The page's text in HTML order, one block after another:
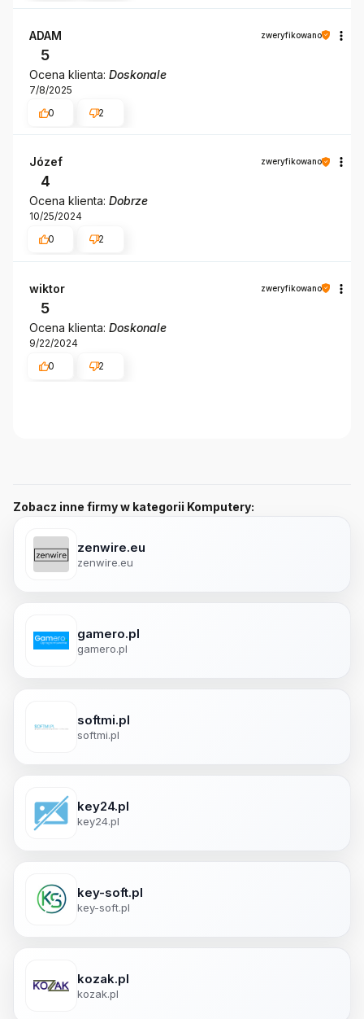
ADAM zweryfikowano
5
Ocena klienta: Doskonale
7/8/2025
0
2
Józef zweryfikowano
4
Ocena klienta: Dobrze
10/25/2024
0
2
wiktor zweryfikowano
5
Ocena klienta: Doskonale
9/22/2024
0
2
Zobacz inne firmy w kategorii Komputery:
zenwire.eu
zenwire.eu
gamero.pl
gamero.pl
softmi.pl
softmi.pl
key24.pl
key24.pl
key-soft.pl
key-soft.pl
kozak.pl
kozak.pl